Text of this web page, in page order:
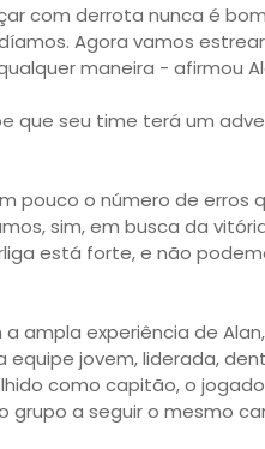
com derrota nunca é
Agora vamos
maneira - afirmou
que seu time terá um
pouco o número de erros
sim, em busca da
está forte, e não
ampla experiência de
jovem, liderada,
como capitão, o
a seguir o mesmo